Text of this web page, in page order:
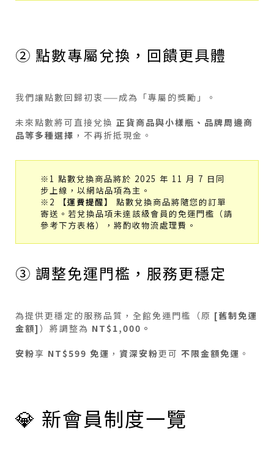
② 點數專屬兌換，回饋更具體
我們讓點數回歸初衷——成為「專屬的獎勵」。
未來點數將可直接兌換 正貨商品與小樣瓶、品牌周邊商
品等多種選擇 ，不再折抵現金。
※1 點數兌換商品將於 2025 年 11 月 7 日同
步上線，以網站品項為主。
※2
【運費提醒】
點數兌換商品將隨您的訂單
寄送。若兌換品項未達該級會員的免運門檻（請
參考下方表格），將酌收物流處理費。
③ 調整免運門檻，服務更穩定
為提供更穩定的服務品質，全館免運門檻（原 [舊制免運
金額] ）將調整為 NT$1,000。
安粉享 NT$599 免運 ， 資深安粉更可 不限金額免運 。
💎 新會員制度一覽